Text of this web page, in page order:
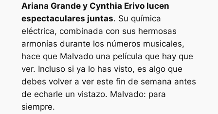
Ariana Grande y Cynthia Erivo lucen
espectaculares juntas. Su química
eléctrica, combinada con sus hermosas
armonías durante los números musicales,
hace que Malvadouna película que hay que
ver. Incluso si ya lo has visto, es algo que
debes volver a ver este fin de semana antes
de echarle un vistazo. Malvado: para
siempre.